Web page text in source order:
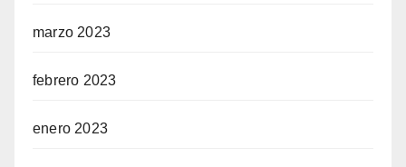
marzo 2023
febrero 2023
enero 2023